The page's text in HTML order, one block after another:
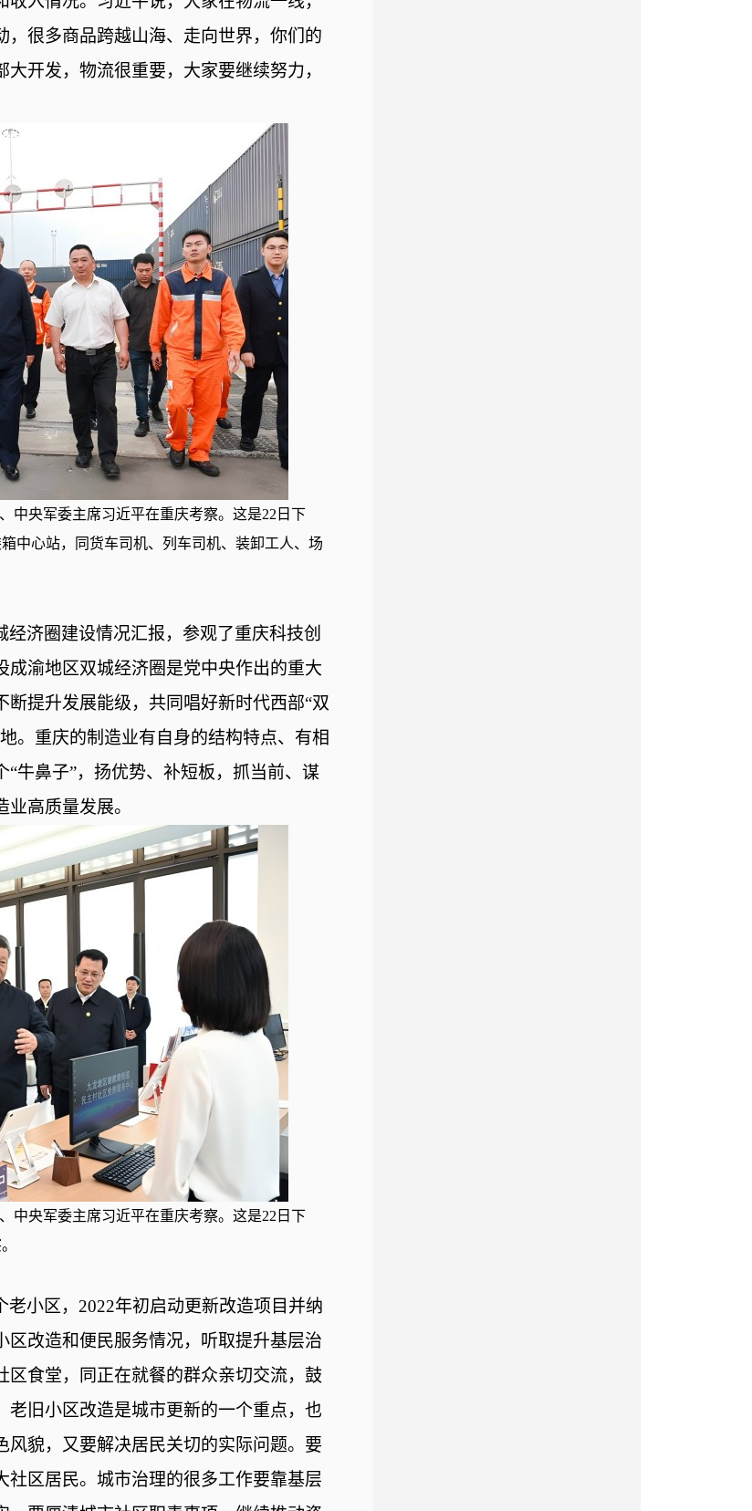
很多商品跨越山海、走向世界，你们的
开发，物流很重要，大家要继续努力，
中央军委主席习近平在重庆考察。这是22日下
中心站，同货车司机、列车司机、装卸工人、场
济圈建设情况汇报，参观了重庆科技创
渝地区双城经济圈是党中央作出的重大
提升发展能级，共同唱好新时代西部“双
。重庆的制造业有自身的结构特点、有相
牛鼻子”，扬优势、补短板，抓当前、谋
高质量发展。
中央军委主席习近平在重庆考察。这是22日下
小区， 2022年初启动更新改造项目并纳
改造和便民服务情况，听取提升基层治
食堂，同正在就餐的群众亲切交流，鼓
旧小区改造是城市更新的一个重点，也
貌，又要解决居民关切的实际问题。要
区居民。城市治理的很多工作要靠基层